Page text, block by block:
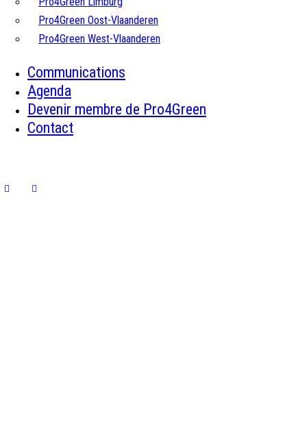
Pro4Green Oost-Vlaanderen
Pro4Green West-Vlaanderen
Communications
Agenda
Devenir membre de Pro4Green
Contact